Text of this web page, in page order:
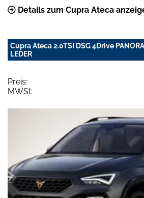
Details zum Cupra Ateca
Cupra Ateca 2.0TSI DSG 4Drive
LEDER
Preis:
MWSt: